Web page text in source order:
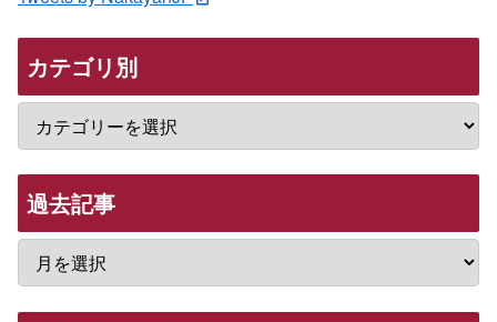
カテゴリ別
過去記事